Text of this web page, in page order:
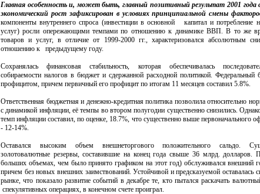
Главная особенность и, может быть, главный позитивный результат 2001
экономический рост зафиксирован в условиях принципиальной смены
компоненты внутреннего спроса (инвестиции в основной капитал и потребление
услуг) росли опережающими темпами по отношению к динамике ВВП. В то же
товаров и услуг, в отличие от 1999-2000 гг., характеризовался абсолютным
отношению к предыдущему году.
Сохранялась финансовая стабильность, которая обеспечивалась
собираемости налогов в бюджет и сдержанной расходной политикой. Федеральный
профицитом, причем первичный его профицит по итогам 11 месяцев составил 5.8%.
Ответственная бюджетная и денежно-кредитная политика позволила относительно
с динамикой инфляции, её темпы во втором полугодии существенно снизились.
темп инфляции составил, по оценке, 18.7%, что существенно выше первоначального
- 12-14%.
Оставался высоким объем внешнеторгового положительного сальдо.
золотовалютные резервы, составившие на конец года свыше 36 млрд. долларов.
больших объемах, чем было принято графиком на этот год) обслуживался внешний
причем без новых внешних заимствований. Устойчивой и предсказуемой оставалась
рынке, что показало развитие событий в декабре те, кто пытался раскачать
спекулятивных операциях, в конечном счете проиграл.